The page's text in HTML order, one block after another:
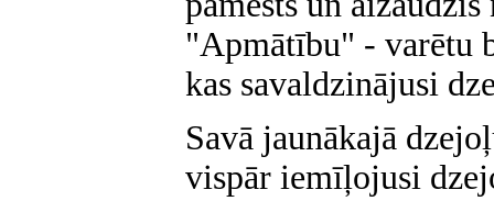
"Apmātību" - varētu
kas savaldzinājusi
Savā jaunākajā
vispār iemīļojusi